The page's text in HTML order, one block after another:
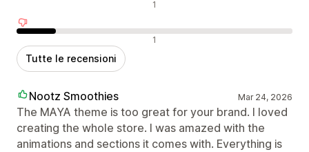
1
1
Tutte le recensioni
Nootz Smoothies Mar 24, 2026
The MAYA theme is too great for your brand. I loved
creating the whole store. I was amazed with the
animations and sections it comes with. Everything is